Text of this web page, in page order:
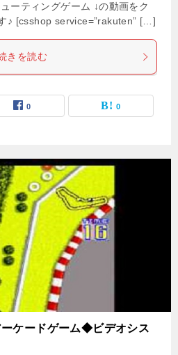
ーティングゲーム ↓の動画をク
♪ [csshop service=”rakuten” […]
きを読む
0 0
ケードゲーム◆ビデオシス